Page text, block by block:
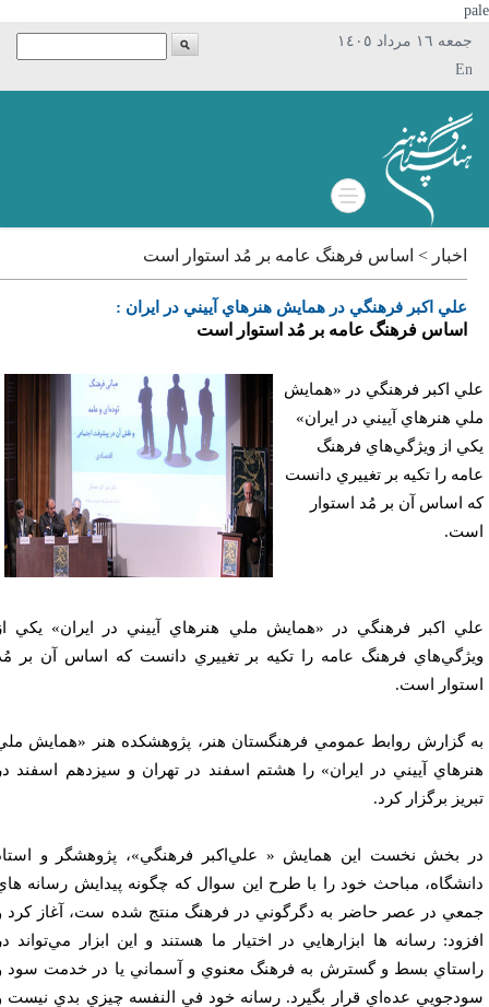
جمعه ١٦ مرداد ١٤٠٥
En
اخبار > اساس فرهنگ عامه بر مُد استوار است
علي اكبر فرهنگي در همايش هنرهاي آييني در ايران :
اساس فرهنگ عامه بر مُد استوار است
اكبر فرهنگي در «همايش
هنرهاي آييني در ايران»
از ويژگي‌هاي فرهنگ
‌را تكيه بر تغييري دانست
اساس آن بر مُد استوار
اكبر فرهنگي در «همايش ملي هنرهاي آييني در ايران» يكي از
فرهنگ عامه ‌را تكيه بر تغييري دانست كه اساس آن بر مُد
است.
گزارش روابط عمومي فرهنگستان هنر، پژوهشكده هنر «همايش ملي
آييني در ايران» را هشتم اسفند در تهران و سيزدهم اسفند در
برگزار كرد.
بخش نخست اين همايش « علي‌اكبر فرهنگي»، پژوهشگر و استاد
مباحث خود را با طرح اين سوال كه چگونه پيدايش رسانه هاي
در عصر حاضر به دگرگوني در فرهنگ منتج شده ست، آغاز كرد و
رسانه ها ابزارهايي در اختيار ما هستند و اين ابزار مي‌تواند در
بسط و گسترش به فرهنگ معنوي و آسماني يا در خدمت سود و
عده‌اي قرار بگيرد. رسانه خود في النفسه چيزي بدي نيست و